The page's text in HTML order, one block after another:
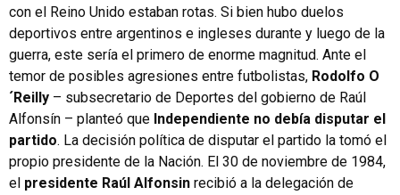
con el Reino Unido estaban rotas. Si bien hubo duelos
deportivos entre argentinos e ingleses durante y luego de la
guerra, este sería el primero de enorme magnitud. Ante el
temor de posibles agresiones entre futbolistas, Rodolfo O
´Reilly – subsecretario de Deportes del gobierno de Raúl
Alfonsín – planteó que Independiente no debía disputar el
partido. La decisión política de disputar el partido la tomó el
propio presidente de la Nación. El 30 de noviembre de 1984,
el presidente Raúl Alfonsin recibió a la delegación de